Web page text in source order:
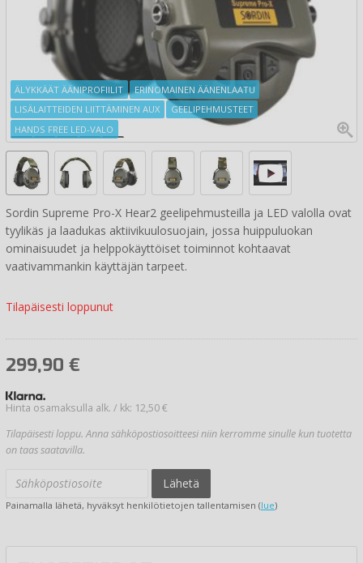
ÄLYKKÄÄT ÄÄNIPROFIILIT
ERINOMAINEN ÄÄNENLAATU
LISÄLAITTEIDEN LIITTÄMINEN AUX
GEELIPEHMUSTEET
HANDS FREE LED-VALO
Sordin Supreme Pro-X Hear2 geelipehmusteilla ja LED valolla ovat
tyylikäs ja laadukas aktiivikuulosuojain, jossa huippuluokan
ominaisuudet ja helppokäyttöiset toiminnot kohtaavat
vaativammankin käyttäjän tarpeet.
Tilapäisesti loppunut
299,90 €
Hinta osamaksulla alk. / kk: 12,50 €
Tilapäisesti loppu. Anna sähköpostiosoitteesi niin kerromme sinulle kun tuotetta
on taas saatavilla.
Lähetä
Painamalla lähetä, hyväksyt henkilötietojen tallentamisen (lue)